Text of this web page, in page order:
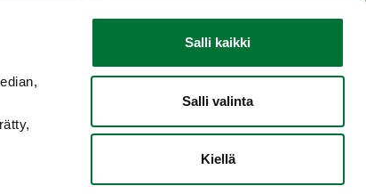
Salli kaikki
Salli valinta
Kiellä